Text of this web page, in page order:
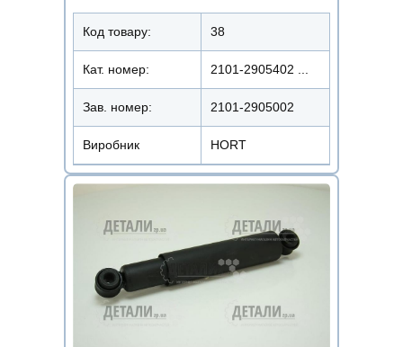
Код товару: 38
Кат. номер: 2101-2905402 ...
Зав. номер: 2101-2905002
Виробник HORT